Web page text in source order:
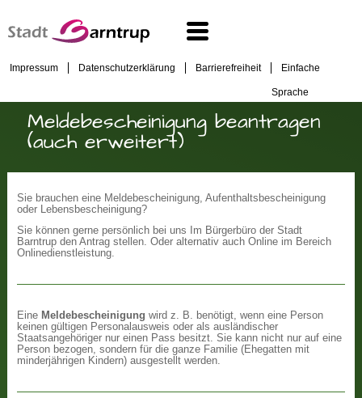
Impressum Datenschutzerklärung Barrierefreiheit Einfache
Sprache
Meldebescheinigung beantragen
(auch erweitert)
Sie brauchen eine Meldebescheinigung, Aufenthaltsbescheinigung
oder Lebensbescheinigung?
Sie können gerne persönlich bei uns Im Bürgerbüro der Stadt
Barntrup den Antrag stellen. Oder alternativ auch Online im Bereich
Onlinedienstleistung.
Eine Meldebescheinigung wird z. B. benötigt, wenn eine Person
keinen gültigen Personalausweis oder als ausländischer
Staatsangehöriger nur einen Pass besitzt. Sie kann nicht nur auf eine
Person bezogen, sondern für die ganze Familie (Ehegatten mit
minderjährigen Kindern) ausgestellt werden.